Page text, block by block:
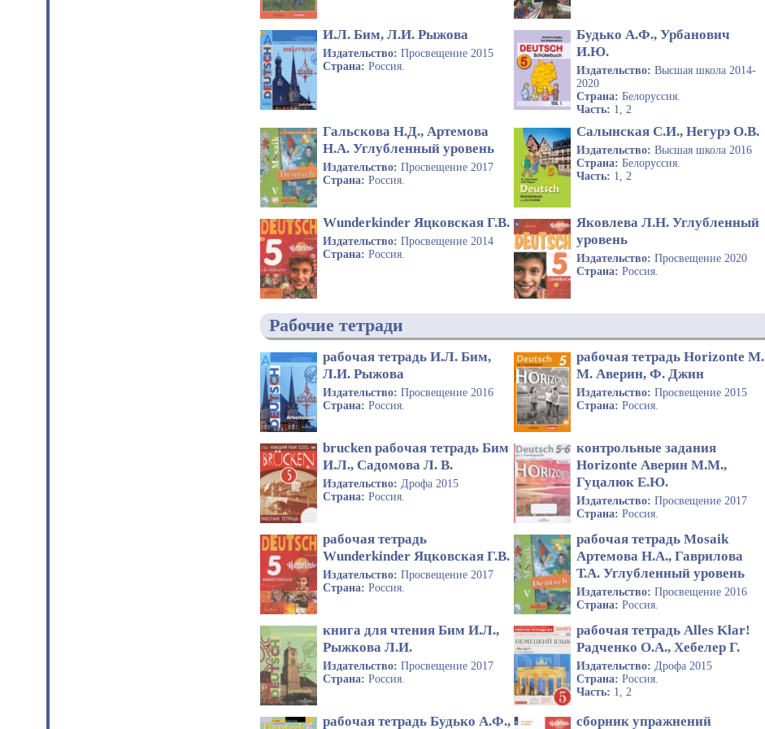
И.Л. Бим, Л.И. Рыжова
Издательство: Просвещение 2015
Страна: Россия.
Будько А.Ф., Урбанович
И.Ю.
Издательство:Высшая школа 2014-
2020
Страна:Белоруссия.
Часть: 1, 2
Гальскова Н.Д., Артемова
Н.А. Углубленный уровень
Издательство: Просвещение 2017
Страна: Россия.
Салынская С.И., Негурэ О.В.
Издательство:Высшая школа 2016
Страна:Белоруссия.
Часть: 1, 2
Wunderkinder Яцковская Г.В.
Издательство: Просвещение 2014
Страна: Россия.
Яковлева Л.Н. Углубленный
уровень
Издательство:Просвещение 2020
Страна:Россия.
Рабочие тетради
рабочая тетрадь И.Л. Бим,
Л.И. Рыжова
Издательство: Просвещение 2016
Страна: Россия.
рабочая тетрадь Horizonte М.
М. Аверин, Ф. Джин
Издательство:Просвещение 2015
Страна:Россия.
brucken рабочая тетрадь Бим
И.Л., Садомова Л. В.
Издательство: Дрофа 2015
Страна: Россия.
контрольные задания
Horizonte Аверин М.М.,
Гуцалюк Е.Ю.
Издательство:Просвещение 2017
Страна:Россия.
рабочая тетрадь
Wunderkinder Яцковская Г.В.
Издательство: Просвещение 2017
Страна: Россия.
рабочая тетрадь Mosaik
Артемова Н.А., Гаврилова
Т.А. Углубленный уровень
Издательство:Просвещение 2016
Страна:Россия.
книга для чтения Бим И.Л.,
Рыжкова Л.И.
Издательство: Просвещение 2017
Страна: Россия.
рабочая тетрадь Alles Klar!
Радченко О.А., Хебелер Г.
Издательство: Дрофа 2015
Страна:Россия.
Часть: 1, 2
рабочая тетрадь Будько А.Ф., сборник упражнений